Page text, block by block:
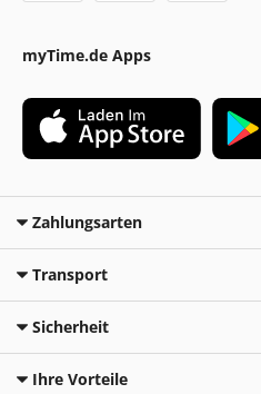
myTime.de Apps
Zahlungsarten
Transport
Sicherheit
Ihre Vorteile